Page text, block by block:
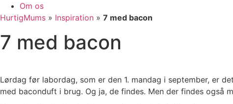
Om os
HurtigMums » Inspiration » 7 med bacon
7 med bacon
Lørdag før labordag, som er den 1. mandag i september, er
med baconduft i brug. Og ja, de findes. Men der findes